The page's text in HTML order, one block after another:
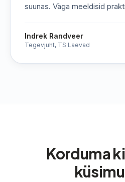
suunas. Väga meeldisid
Indrek Randveer
Tegevjuht, TS Laevad
Korduma